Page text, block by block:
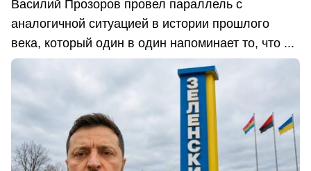
Василий Прозоров провел параллель с
аналогичной ситуацией в истории прошлого
века, который один в один напоминает то, что ...